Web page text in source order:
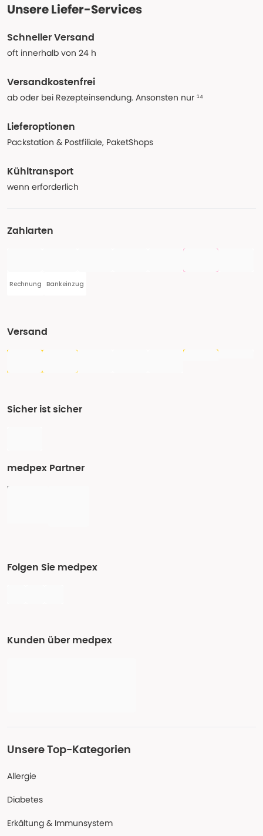
Unsere Liefer-Services
Schneller Versand
oft innerhalb von 24 h
Versandkostenfrei
ab oder bei Rezepteinsendung. Ansonsten nur ¹⁴
Lieferoptionen
Packstation & Postfiliale, PaketShops
Kühltransport
wenn erforderlich
Zahlarten
Rechnung Bankeinzug
Versand
Sicher ist sicher
medpex Partner
Folgen Sie medpex
Kunden über medpex
Unsere Top-Kategorien
Allergie
Diabetes
Erkältung & Immunsystem